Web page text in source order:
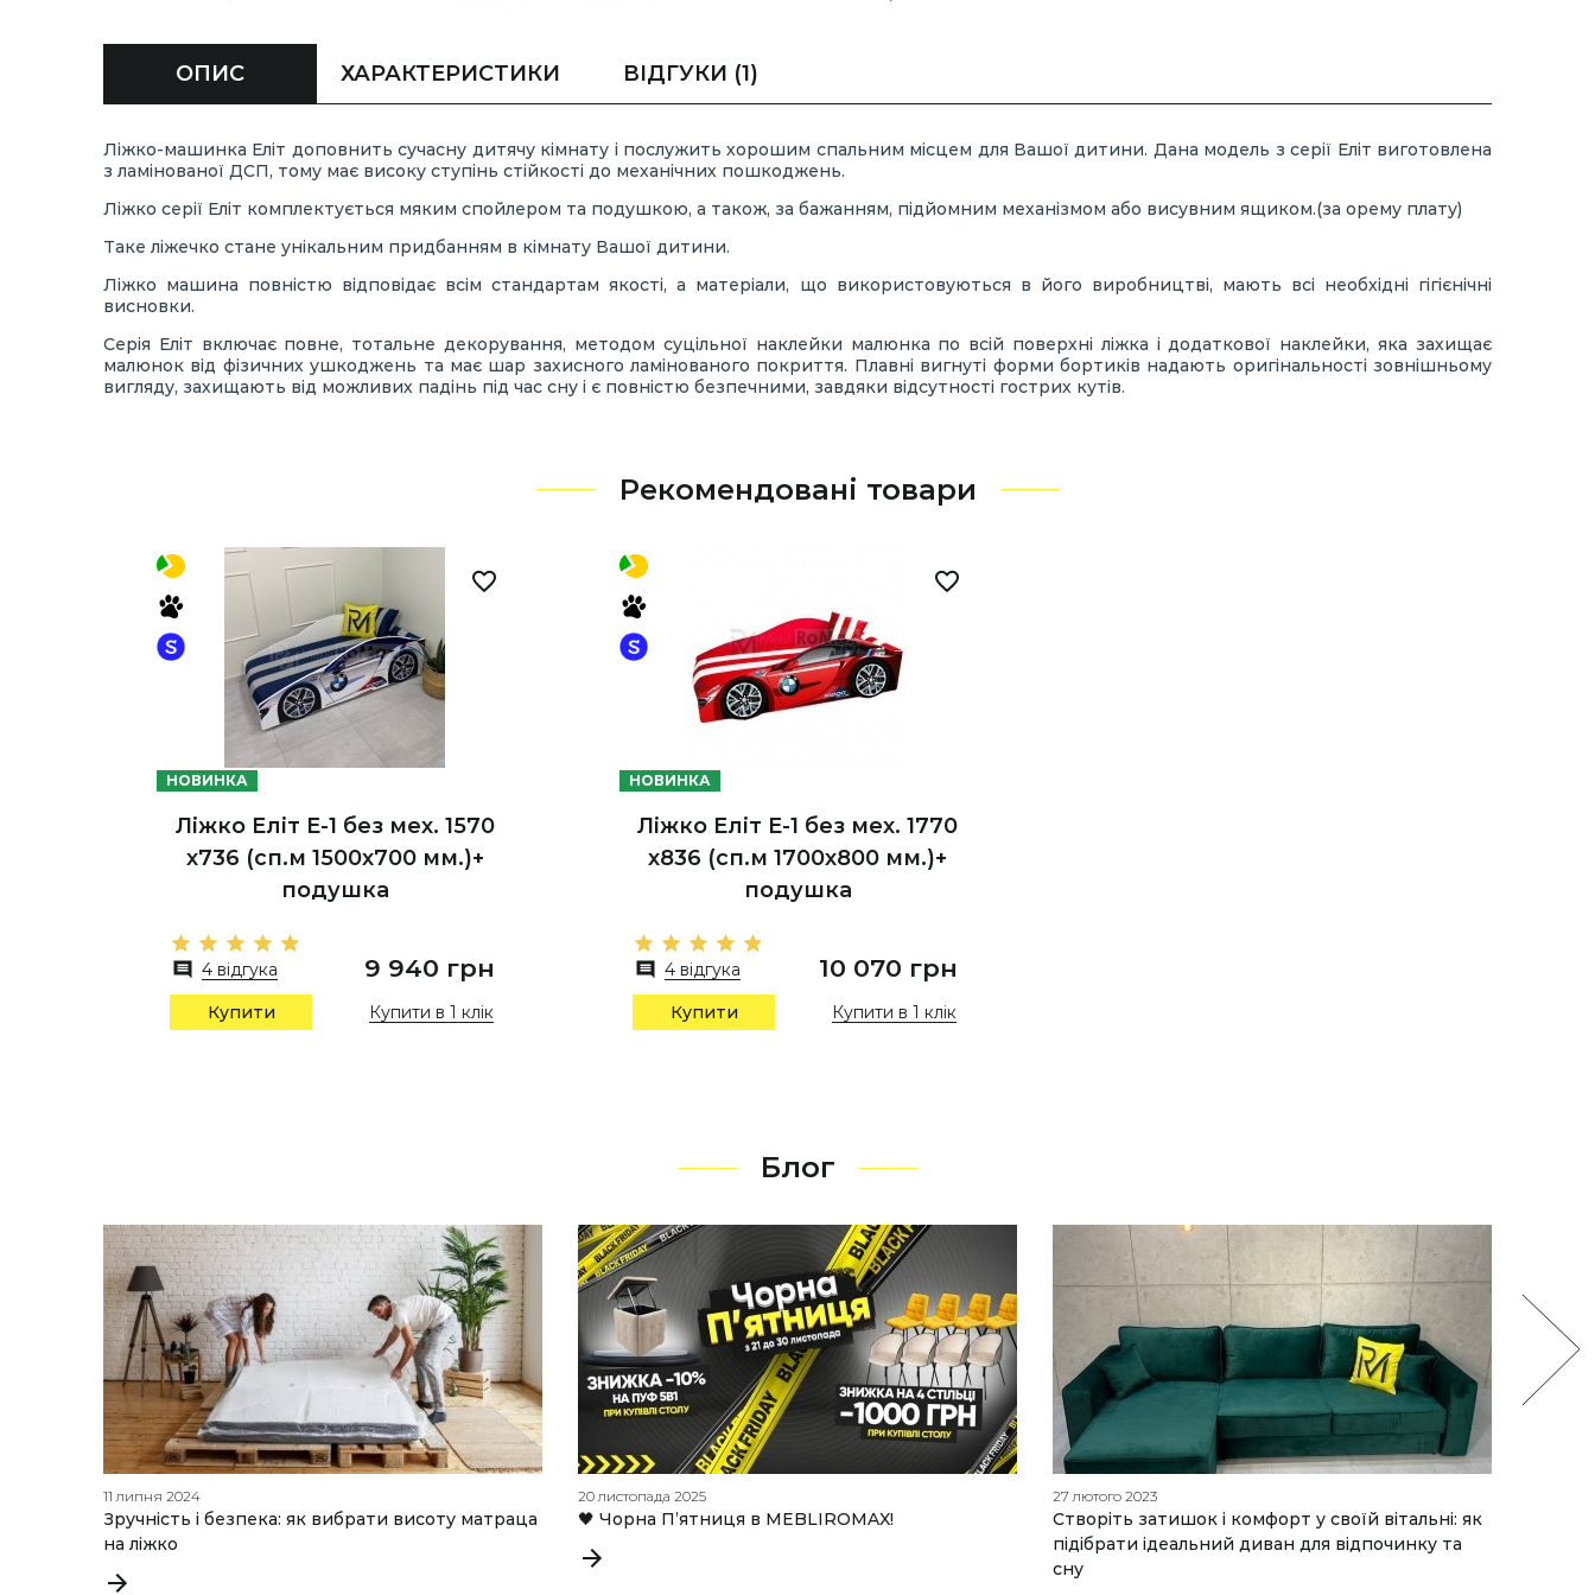
ОПИС ХАРАКТЕРИСТИКИ ВІДГУКИ (1)
Ліжко-машинка Еліт доповнить сучасну дитячу кімнату і послужить хорошим спальним місцем для Вашої дитини. Дана модель з серії Еліт виготовлена
з ламінованої ДСП, тому має високу ступінь стійкості до механічних пошкоджень.
Ліжко серії Еліт комплектується мяким спойлером та подушкою, а також, за бажанням, підйомним механізмом або висувним ящиком.(за орему плату)
Таке ліжечко стане унікальним придбанням в кімнату Вашої дитини.
Ліжко машина повністю відповідає всім стандартам якості, а матеріали, що використовуються в його виробництві, мають всі необхідні гігієнічні
висновки.
Серія Еліт включає повне, тотальне декорування, методом суцільної наклейки малюнка по всій поверхні ліжка і додаткової наклейки, яка захищає
малюнок від фізичних ушкоджень та має шар захисного ламінованого покриття. Плавні вигнуті форми бортиків надають оригінальності зовнішньому
вигляду, захищають від можливих падінь під час сну і є повністю безпечними, завдяки відсутності гострих кутів.
Рекомендовані товари
НОВИНКА
Ліжко Еліт Е-1 без мех. 1570
х736 (сп.м 1500х700 мм.)+
подушка
4 відгука 9 940 грн
Купити Купити в 1 клік
НОВИНКА
Ліжко Еліт Е-1 без мех. 1770
х836 (сп.м 1700х800 мм.)+
подушка
4 відгука 10 070 грн
Купити Купити в 1 клік
Блог
11 липня 2024
Зручність і безпека: як вибрати висоту матраца
на ліжко
20 листопада 2025
🖤 Чорна П’ятниця в MEBLIROMAX!
27 лютого 2023
Створіть затишок і комфорт у своїй вітальні: як
підібрати ідеальний диван для відпочинку та
сну